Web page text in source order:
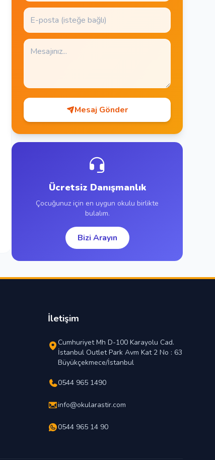
Mesaj Gönder
Ücretsiz Danışmanlık
Çocuğunuz için en uygun okulu birlikte
bulalım.
Bizi Arayın
İletişim
Cumhuriyet Mh D-100 Karayolu Cad.
İstanbul Outlet Park Avm Kat 2 No : 63
Büyükçekmece/İstanbul
0544 965 1490
info@okularastir.com
0544 965 14 90